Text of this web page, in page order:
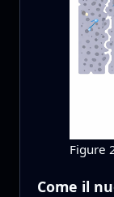
Figure
Come il